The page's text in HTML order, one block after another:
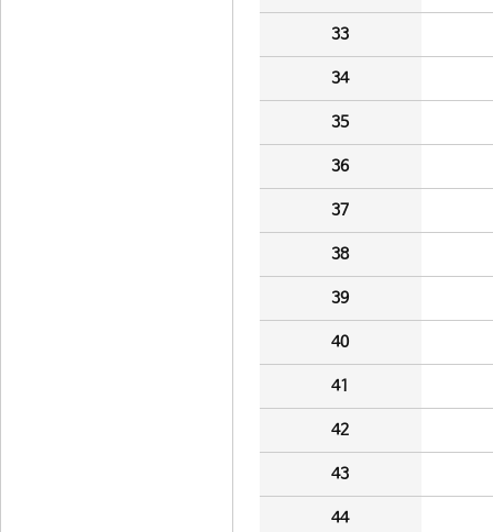
33
34
35
36
37
38
39
40
41
42
43
44